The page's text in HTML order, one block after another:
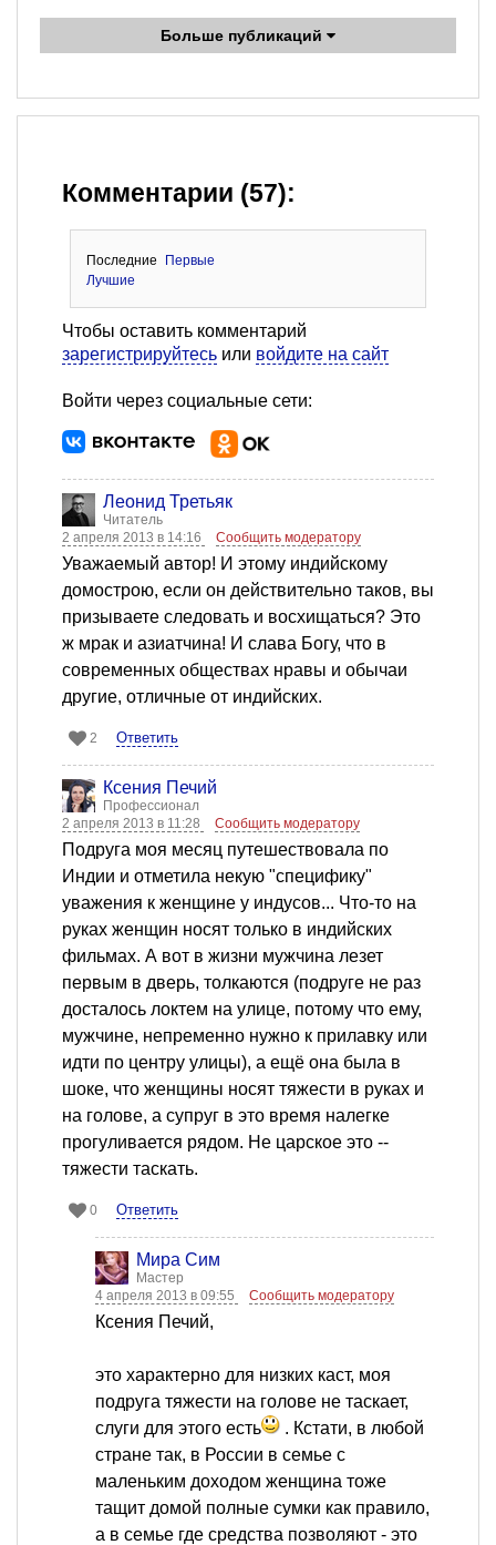
Больше публикаций
Комментарии (57):
Последние
Первые
Лучшие
Чтобы оставить комментарий
зарегистрируйтесь или войдите на сайт
Войти через социальные сети:
Леонид Третьяк
Читатель
2 апреля 2013 в 14:16
Сообщить модератору
Уважаемый автор! И этому индийскому
домострою, если он действительно таков, вы
призываете следовать и восхищаться? Это
ж мрак и азиатчина! И слава Богу, что в
современных обществах нравы и обычаи
другие, отличные от индийских.
2 Ответить
Ксения Печий
Профессионал
2 апреля 2013 в 11:28
Сообщить модератору
Подруга моя месяц путешествовала по
Индии и отметила некую "специфику"
уважения к женщине у индусов... Что-то на
руках женщин носят только в индийских
фильмах. А вот в жизни мужчина лезет
первым в дверь, толкаются (подруге не раз
досталось локтем на улице, потому что ему,
мужчине, непременно нужно к прилавку или
идти по центру улицы), а ещё она была в
шоке, что женщины носят тяжести в руках и
на голове, а супруг в это время налегке
прогуливается рядом. Не царское это --
тяжести таскать.
0 Ответить
Мира Сим
Мастер
4 апреля 2013 в 09:55
Сообщить модератору
Ксения Печий,
это характерно для низких каст, моя
подруга тяжести на голове не таскает,
слуги для этого есть
. Кстати, в любой
стране так, в России в семье с
маленьким доходом женщина тоже
тащит домой полные сумки как правило,
а в семье где средства позволяют - это